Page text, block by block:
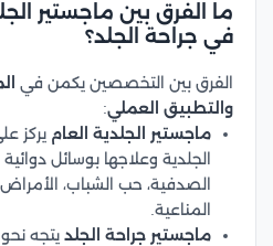
ما الفرق بين ماجستير
في جراحة الجلد؟
الفرق بين التخصصين يكمن في
والتطبيق العملي:
ماجستير الجلدية العام يركز
الجلدية وعلاجها بوسائل
الصدفية، حب الشباب،
المناعية.
ماجستير جراحة الجلد يتجه نحو